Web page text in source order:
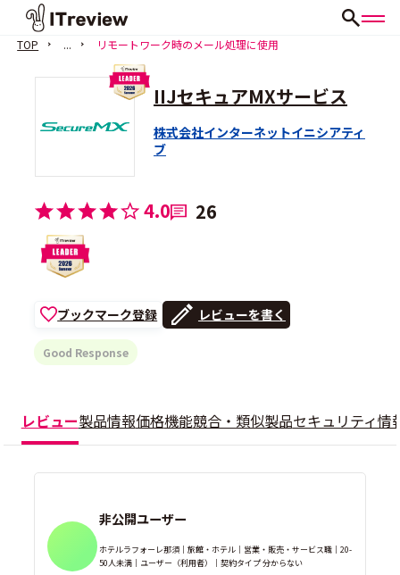
TOP ... リモートワーク時のメール処理に使用
IIJセキュアMXサービス
株式会社インターネットイニシアティ
ブ
4.0 26
ブックマーク登録 レビューを書く
Good Response
レビュー製品情報価格機能競合・類似製品セキュリティ情
非公開ユーザー
ホテルラフォーレ那須｜旅館・ホテル｜営業・販売・サービス職｜20-
50人未満｜ユーザー（利用者）｜契約タイプ 分からない